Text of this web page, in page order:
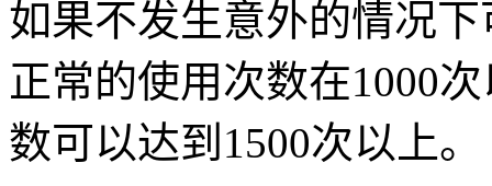
如果不发生意外的情况
正常的使用次数在1000
数可以达到1500次以上。